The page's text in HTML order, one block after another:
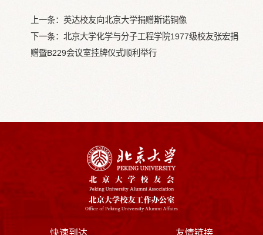
上一条： 英达校友向北京大学捐赠斯诺铜像
下一条： 北京大学化学与分子工程学院1977级校友张宏捐
赠暨B229会议室挂牌仪式顺利举行
快速到达 友情链接